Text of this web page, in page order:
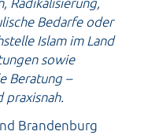
Bedarfe oder
Islam im Land
sowie
Beratung –
Brandenburg